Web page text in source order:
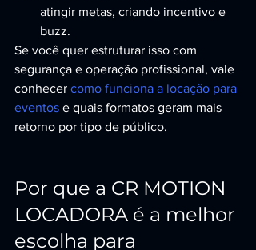
atingir metas, criando incentivo e
buzz.
Se você quer estruturar isso com
segurança e operação profissional, vale
conhecer como funciona a locação para
eventos e quais formatos geram mais
retorno por tipo de público.
Por que a CR MOTION
LOCADORA é a melhor
escolha para